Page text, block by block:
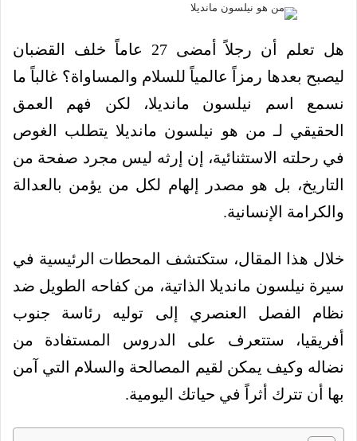
هل تعلم أن رجلاً أمضى 27 عاماً خلف القضبان
ليصبح بعدها رمزاً عالمياً للسلام والمساواة؟ غالباً ما
نسمع اسم نيلسون مانديلا، لكن فهم العمق
الحقيقي لـ من هو نيلسون مانديلا يتطلب الغوص
في رحلته الاستثنائية، إن إرثه ليس مجرد صفحة من
التاريخ، بل هو مصدر إلهام لكل من يؤمن بالعدالة
والكرامة الإنسانية.
خلال هذا المقال، ستكتشف المحطات الرئيسية في
سيرة نيلسون مانديلا الذاتية، من كفاحه الطويل ضد
نظام الفصل العنصري إلى توليه رئاسة جنوب
أفريقيا، ستتعرف على الدروس المستفادة من
نضاله وكيف يمكن لقيم المصالحة والسلام التي آمن
بها أن تترك أثراً في حياتك اليومية.